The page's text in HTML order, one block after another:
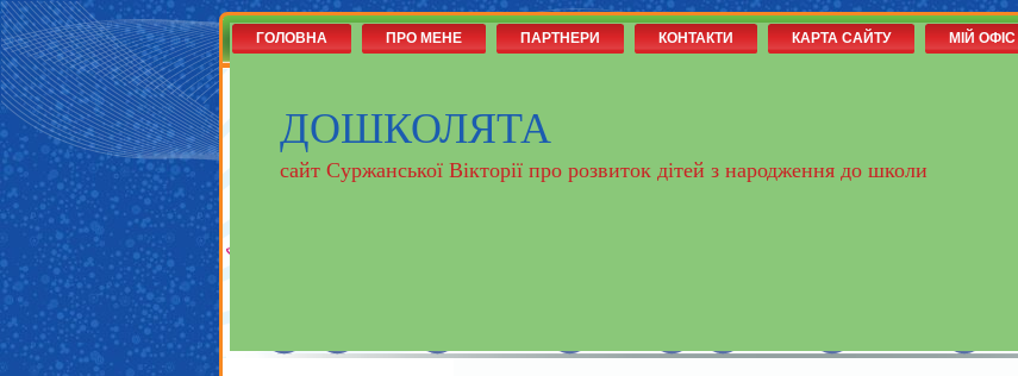
ДОШКОЛЯТА
сайт Суржанської Вікторії про розвиток дітей з народження до школи
ГОЛОВНА ПРО МЕНЕ ПАРТНЕРИ КОНТАКТИ КАРТА САЙТУ МІЙ ОФІС